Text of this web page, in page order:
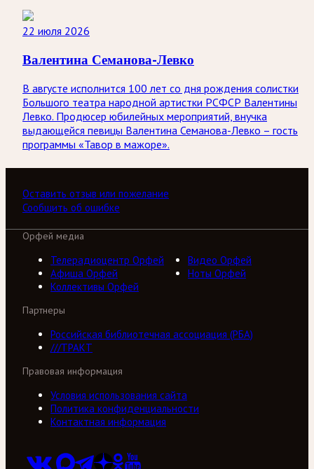
22 июля 2026
Валентина Семанова-Левко
В августе исполнится 100 лет со дня рождения солистки
Большого театра народной артистки РСФСР Валентины
Левко. Продюсер юбилейных мероприятий, внучка
выдающейся певицы Валентина Семанова-Левко – гость
программы «Тавор в мажоре».
Оставить отзыв или пожелание
Сообщить об ошибке
Орфей медиа
Телерадиоцентр Орфей
Видео Орфей
Афиша Орфей
Ноты Орфей
Коллективы Орфей
Партнеры
Российская библиотечная ассоциация (РБА)
///ТРАКТ
Правовая информация
Условия использования сайта
Политика конфиденциальности
Контактная информация